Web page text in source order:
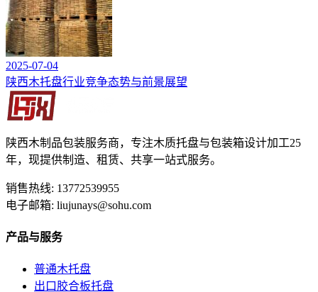
2025-07-04
陕西木托盘行业竞争态势与前景展望
陕西木制品包装服务商，专注木质托盘与包装箱设计加工25
年，现提供制造、租赁、共享一站式服务。
销售热线: 13772539955
电子邮箱: liujunays@sohu.com
产品与服务
普通木托盘
出口胶合板托盘